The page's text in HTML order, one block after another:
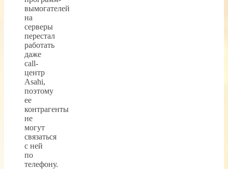
вымогателей
на
серверы
перестал
работать
даже
call-
центр
Asahi,
поэтому
ее
контрагенты
не
могут
связаться
с ней
по
телефону.